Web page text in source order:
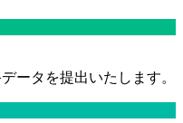
ータを提出いたします。